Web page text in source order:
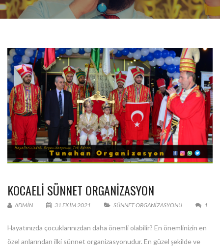
KOCAELİ SÜNNET ORGANİZASYON
ADMIN 31 EKIM 2021 SÜNNET ORGANIZASYONU 1
Hayatınızda çocuklarınızdan daha önemli olabilir? En önemlinizin en
özel anlarından ilki sünnet organizasyonudur. En güzel şekilde ve